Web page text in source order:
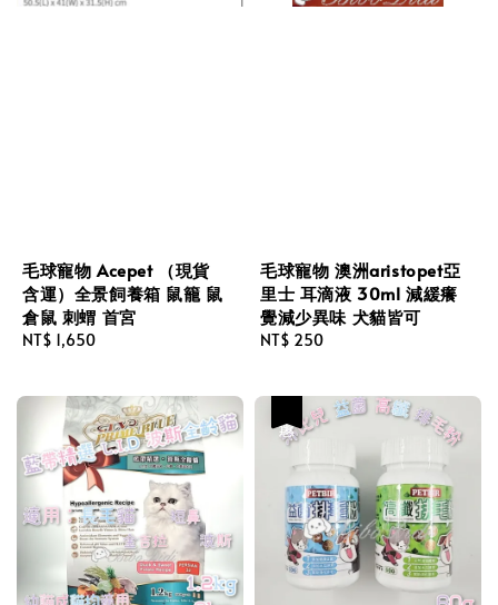
毛球寵物 Acepet （現貨
含運）全景飼養箱 鼠籠 鼠
倉鼠 刺蝟 首宮
Regular
NT$ 1,650
毛球寵物 澳洲aristopet亞
里士 耳滴液 30ml 減緩癢
覺減少異味 犬貓皆可
Regular
NT$ 250